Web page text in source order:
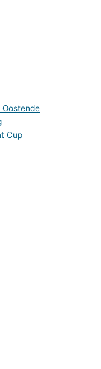
Oostende
Cup